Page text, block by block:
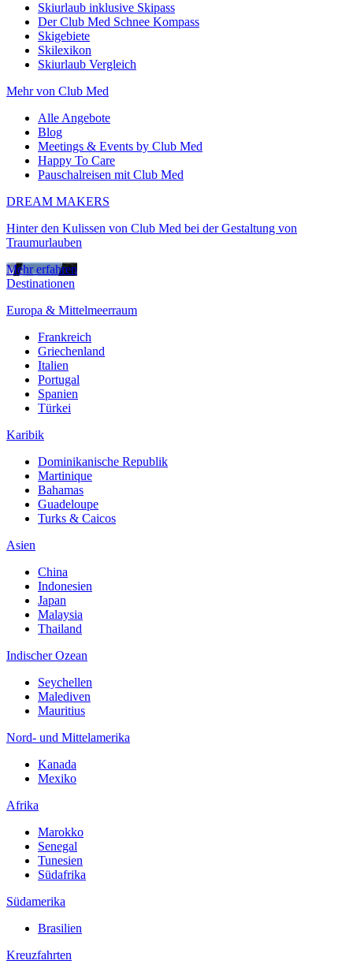
Skiurlaub inklusive Skipass
Der Club Med Schnee Kompass
Skigebiete
Skilexikon
Skiurlaub Vergleich
Mehr von Club Med
Alle Angebote
Blog
Meetings & Events by Club Med
Happy To Care
Pauschalreisen mit Club Med
DREAM MAKERS
Hinter den Kulissen von Club Med bei der Gestaltung von
Traumurlauben
Mehr erfahren
Destinationen
Europa & Mittelmeerraum
Frankreich
Griechenland
Italien
Portugal
Spanien
Türkei
Karibik
Dominikanische Republik
Martinique
Bahamas
Guadeloupe
Turks & Caicos
Asien
China
Indonesien
Japan
Malaysia
Thailand
Indischer Ozean
Seychellen
Malediven
Mauritius
Nord- und Mittelamerika
Kanada
Mexiko
Afrika
Marokko
Senegal
Tunesien
Südafrika
Südamerika
Brasilien
Kreuzfahrten